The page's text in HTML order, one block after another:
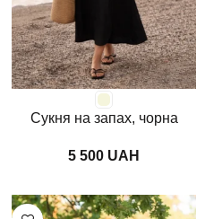
Сукня на запах, чорна
UAH